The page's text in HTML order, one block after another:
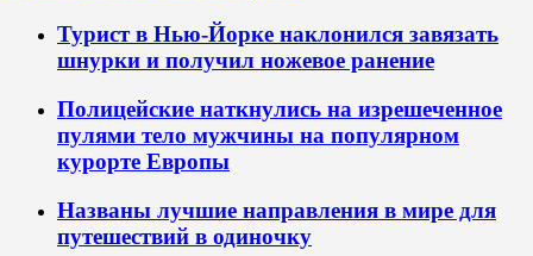
Турист в Нью-Йорке наклонился завязать
шнурки и получил ножевое ранение
Полицейские наткнулись на изрешеченное
пулями тело мужчины на популярном
курорте Европы
Названы лучшие направления в мире для
путешествий в одиночку